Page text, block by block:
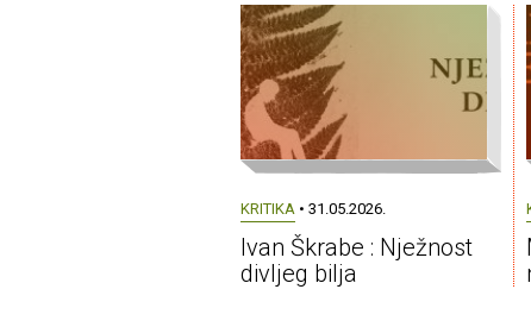
KRITIKA • 31.05.2026.
Ivan Škrabe : Nježnost
divljeg bilja